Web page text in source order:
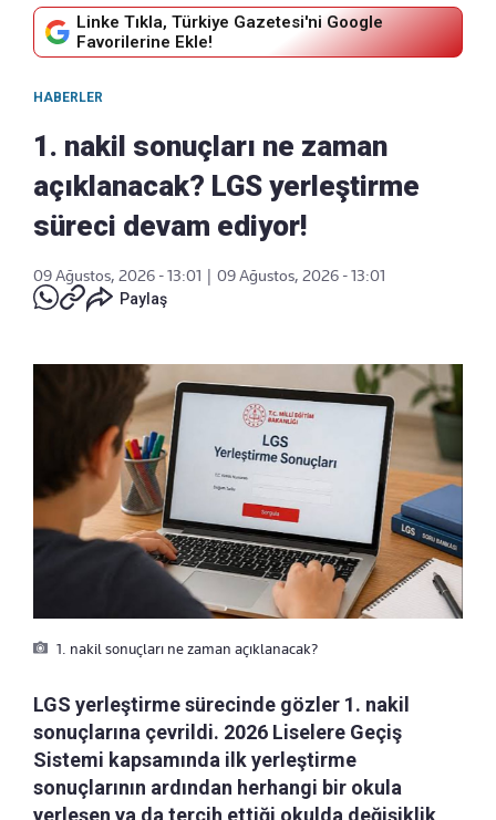
Linke Tıkla, Türkiye Gazetesi'ni Google
Favorilerine Ekle!
HABERLER
1. nakil sonuçları ne zaman
açıklanacak? LGS yerleştirme
süreci devam ediyor!
09 Ağustos, 2026 - 13:01
09 Ağustos, 2026 - 13:01
Paylaş
1. nakil sonuçları ne zaman açıklanacak?
LGS yerleştirme sürecinde gözler 1. nakil
sonuçlarına çevrildi. 2026 Liselere Geçiş
Sistemi kapsamında ilk yerleştirme
sonuçlarının ardından herhangi bir okula
yerleşen ya da tercih ettiği okulda değişiklik